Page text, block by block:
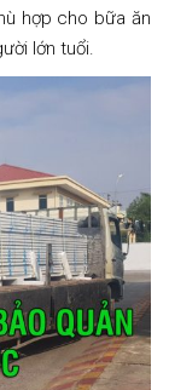
hợp cho bữa ăn
lớn tuổi.